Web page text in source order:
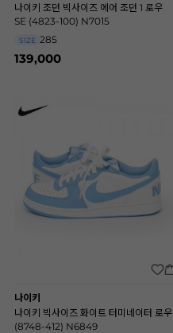
나이키 조던 빅사이즈 에어 조던 1 로우
SE (4823-100) N7015
SIZE 285
139,000
나이키
나이키 빅사이즈 화이트 터미네이터 로우
(8748-412) N6849